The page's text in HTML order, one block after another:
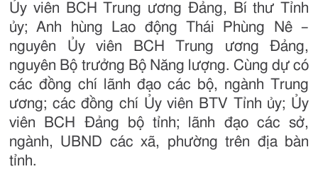
Ủy viên BCH Trung ương Đảng, Bí thư Tỉnh
ủy; Anh hùng Lao động Thái Phùng Nê –
nguyên Ủy viên BCH Trung ương Đảng,
nguyên Bộ trưởng Bộ Năng lượng. Cùng dự có
các đồng chí lãnh đạo các bộ, ngành Trung
ương; các đồng chí Ủy viên BTV Tỉnh ủy; Ủy
viên BCH Đảng bộ tỉnh; lãnh đạo các sở,
ngành, UBND các xã, phường trên địa bàn
tỉnh.